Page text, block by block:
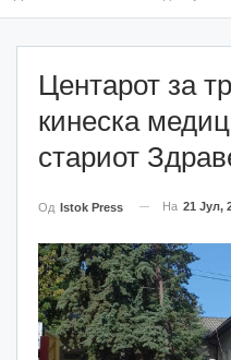
Центарот за
кинеска
стариот
Од Istok Press На 21 Јул,